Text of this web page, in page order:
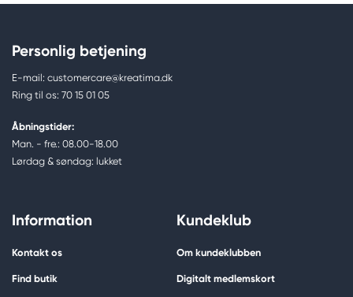
Personlig betjening
E-mail: customercare@kreatima.dk
Ring til os: 70 15 01 05
Åbningstider:
Man. - fre.: 08.00-18.00
Lørdag & søndag: lukket
Information
Kontakt os
Find butik
Kundeklub
Om kundeklubben
Digitalt medlemskort